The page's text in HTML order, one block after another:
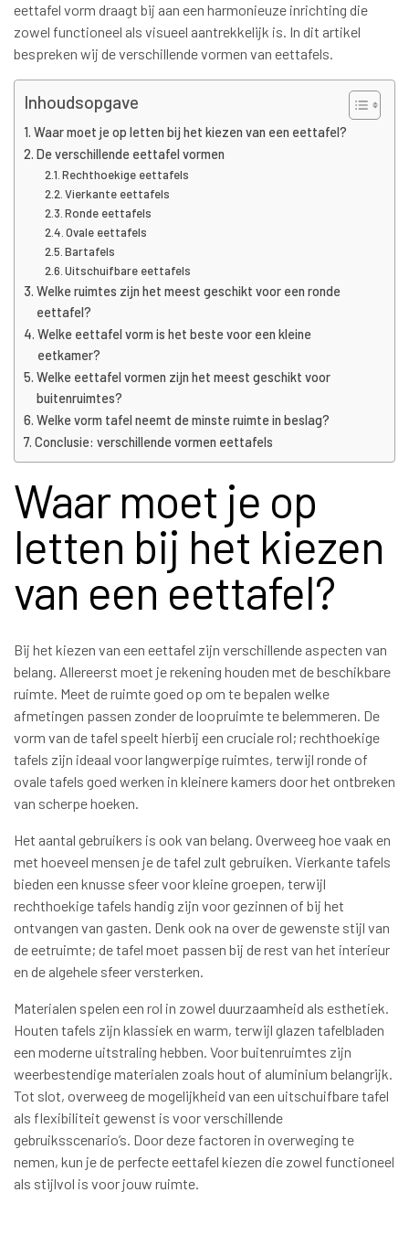
eettafel vorm draagt bij aan een harmonieuze inrichting die
zowel functioneel als visueel aantrekkelijk is. In dit artikel
bespreken wij de verschillende vormen van eettafels.
Inhoudsopgave
Waar moet je op letten bij het kiezen van een eettafel?
De verschillende eettafel vormen
Rechthoekige eettafels
Vierkante eettafels
Ronde eettafels
Ovale eettafels
Bartafels
Uitschuifbare eettafels
Welke ruimtes zijn het meest geschikt voor een ronde
eettafel?
Welke eettafel vorm is het beste voor een kleine
eetkamer?
Welke eettafel vormen zijn het meest geschikt voor
buitenruimtes?
Welke vorm tafel neemt de minste ruimte in beslag?
Conclusie: verschillende vormen eettafels
Waar moet je op
letten bij het kiezen
van een eettafel?
Bij het kiezen van een eettafel zijn verschillende aspecten van
belang. Allereerst moet je rekening houden met de beschikbare
ruimte. Meet de ruimte goed op om te bepalen welke
afmetingen passen zonder de loopruimte te belemmeren. De
vorm van de tafel speelt hierbij een cruciale rol; rechthoekige
tafels zijn ideaal voor langwerpige ruimtes, terwijl ronde of
ovale tafels goed werken in kleinere kamers door het ontbreken
van scherpe hoeken.
Het aantal gebruikers is ook van belang. Overweeg hoe vaak en
met hoeveel mensen je de tafel zult gebruiken. Vierkante tafels
bieden een knusse sfeer voor kleine groepen, terwijl
rechthoekige tafels handig zijn voor gezinnen of bij het
ontvangen van gasten. Denk ook na over de gewenste stijl van
de eetruimte; de tafel moet passen bij de rest van het interieur
en de algehele sfeer versterken.
Materialen spelen een rol in zowel duurzaamheid als esthetiek.
Houten tafels zijn klassiek en warm, terwijl glazen tafelbladen
een moderne uitstraling hebben. Voor buitenruimtes zijn
weerbestendige materialen zoals hout of aluminium belangrijk.
Tot slot, overweeg de mogelijkheid van een uitschuifbare tafel
als flexibiliteit gewenst is voor verschillende
gebruiksscenario’s. Door deze factoren in overweging te
nemen, kun je de perfecte eettafel kiezen die zowel functioneel
als stijlvol is voor jouw ruimte.